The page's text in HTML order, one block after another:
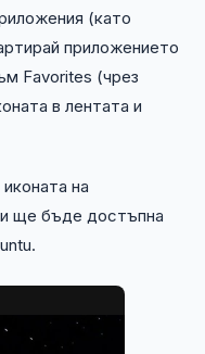
(като
приложението
Favorites (чрез
в лентата и
на
ще бъде достъпна